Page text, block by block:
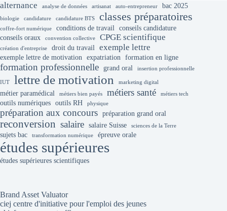
alternance analyse de données artisanat auto-entrepreneur bac 2025
biologie candidature candidature BTS classes préparatoires
coffre-fort numérique conditions de travail conseils candidature
conseils oraux
convention collective CPGE scientifique
création d'entreprise droit du travail exemple lettre
exemple lettre de motivation expatriation formation en ligne
formation professionnelle grand oral insertion professionnelle
IUT lettre de motivation marketing digital
métier paramédical métiers bien payés métiers santé métiers tech
outils numériques outils RH physique
préparation aux concours préparation grand oral
reconversion salaire salaire Suisse sciences de la Terre
sujets bac transformation numérique épreuve orale
études supérieures
études supérieures scientifiques
Brand Asset Valuator
ciej centre d'initiative pour l'emploi des jeunes